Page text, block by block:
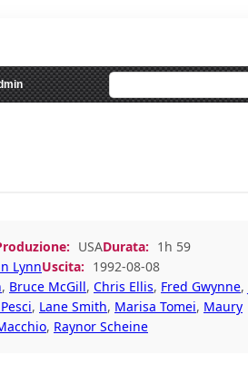
USADurata: 1h 59
LynnUscita: 1992-08-08
, Bruce McGill, Chris Ellis, Fred Gwynne,
, Lane Smith, Marisa Tomei, Maury
, Raynor Scheine